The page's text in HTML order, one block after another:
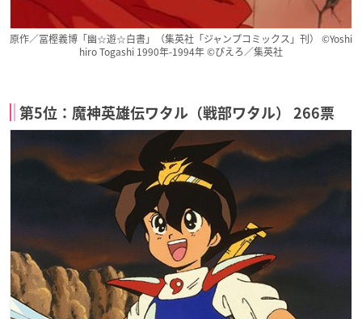
原作／冨樫義博「幽☆遊☆白書」（集英社「ジャンプコミックス」刊） ©Yoshi
hiro Togashi 1990年-1994年 ©ぴえろ／集英社
第5位：魔神英雄伝ワタル（戦部ワタル） 266票